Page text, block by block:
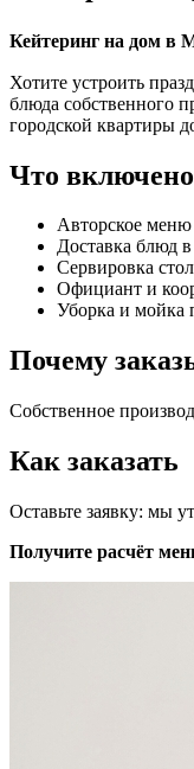
Кейтеринг на дом в
Хотите устроить
блюда собственного
городской квартиры
Что включено
Авторское
Доставка блюд в
Сервировка
Официант и
Уборка и мойка
Почему
Собственное
Как заказать
Оставьте заявку: мы
Получите расчёт